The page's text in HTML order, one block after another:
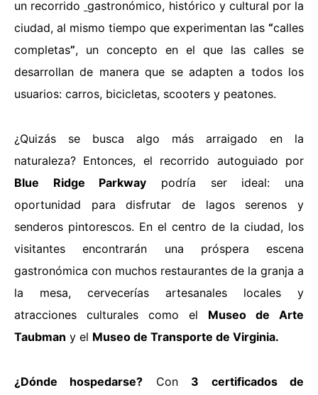
un recorrido gastronómico, histórico y cultural por la
ciudad, al mismo tiempo que experimentan las “calles
completas”, un concepto en el que las calles se
desarrollan de manera que se adapten a todos los
usuarios: carros, bicicletas, scooters y peatones.
¿Quizás se busca algo más arraigado en la
naturaleza? Entonces, el recorrido autoguiado por
Blue Ridge Parkway podría ser ideal: una
oportunidad para disfrutar de lagos serenos y
senderos pintorescos. En el centro de la ciudad, los
visitantes encontrarán una próspera escena
gastronómica con muchos restaurantes de la granja a
la mesa, cervecerías artesanales locales y
atracciones culturales como el Museo de Arte
Taubman y el Museo de Transporte de Virginia.
¿Dónde hospedarse? Con 3 certificados de